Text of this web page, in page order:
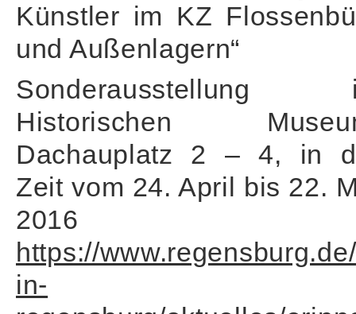
Künstler im KZ
und Außenlagern“
Sonderausstellung
Historischen
Dachauplatz 2 – 4, in
Zeit vom 24. April bis 22.
2016
https://
in-